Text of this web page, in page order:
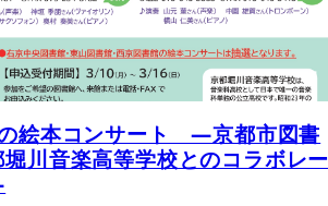
絵本コンサート ―京都市図書
川音楽高等学校とのコラボレー